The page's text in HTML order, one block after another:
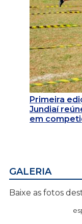
Primeira
Jundiaí
em
GALERIA
Baixe as fotos